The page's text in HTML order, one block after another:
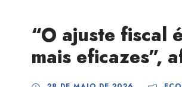
“O ajuste fiscal
mais eficazes”,